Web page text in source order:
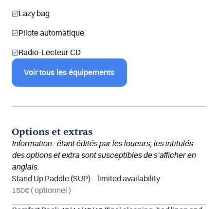
Lazy bag
Pilote automatique
Radio-Lecteur CD
Voir tous les équipements
Options et extras
Information : étant édités par les loueurs, les intitulés
des options et extra sont susceptibles de s’afficher en
anglais.
Stand Up Paddle (SUP) – limited availability
150€ ( optionnel )